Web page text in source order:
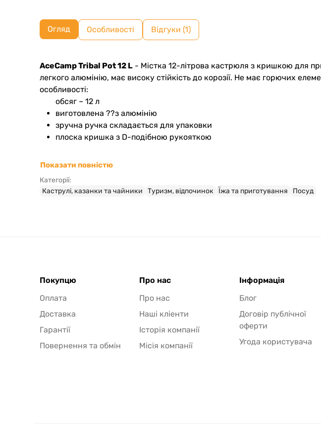
Огляд Особливості Відгуки (1)
AceCamp Tribal Pot 12 L - Містка 12-літрова кастрюля з кришкою для
легкого алюмінію, має високу стійкість до корозії. Не має горючих
особливості:
обсяг – 12 л
виготовлена ??з алюмінію
зручна ручка складається для упаковки
плоска кришка з D-подібною рукояткою
Показати повністю
Категорії:
Каструлі, казанки та чайники
Туризм, відпочинок Їжа та приготування Посуд
Покупцю
Оплата
Доставка
Гарантії
Повернення та обмін
Про нас
Про нас
Наші кліенти
Історія компанії
Місія компанії
Інформація
Блог
Договір публічної
оферти
Угода користувача